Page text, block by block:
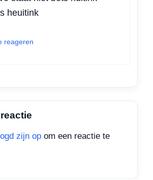
heuitink
reageren
zijn op om een reactie te